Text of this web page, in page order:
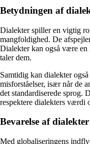
Betydningen af
Dialekter spiller en vigtig
mangfoldighed. De
Dialekter kan også være
taler dem.
Samtidig kan dialekter
misforståelser, især når de
det standardiserede sprog.
respektere dialekters værdi
Bevarelse af dialekter
Med globaliseringens